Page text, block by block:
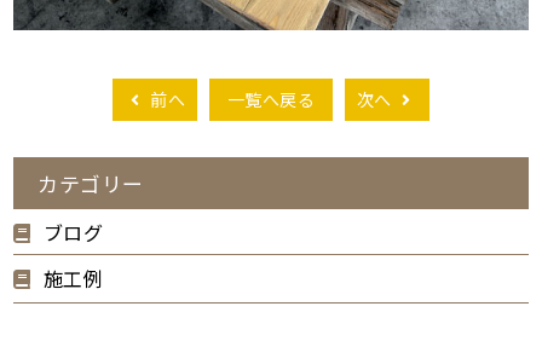
前へ 一覧へ戻る 次へ
カテゴリー
ブログ
施工例